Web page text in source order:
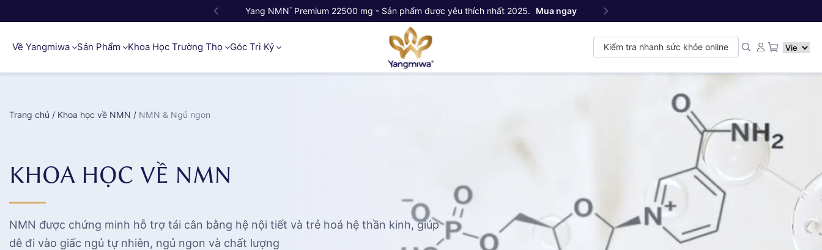
Yang NMN™ Premium 22500 mg - Sản phẩm được yêu thích nhất 2025. Mua ngay
Về Yangmiwa Sản Phẩm Khoa Học Trường Thọ Góc Tri Kỷ Kiểm tra nhanh sức khỏe online
Trang chủ / Khoa học về NMN / NMN & Ngủ ngon
KHOA HỌC VỀ NMN
NMN được chứng minh hỗ trợ tái cân bằng hệ nội tiết và trẻ hoá hệ thần kinh, giúp
dễ đi vào giấc ngủ tự nhiên, ngủ ngon và chất lượng